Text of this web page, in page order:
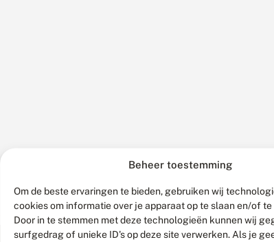
Beheer toestemming
Om de beste ervaringen te bieden, gebruiken wij
cookies om informatie over je apparaat op te slaan en/of te
Door in te stemmen met deze technologieën kunnen wij
surfgedrag of unieke ID's op deze site verwerken. Als je